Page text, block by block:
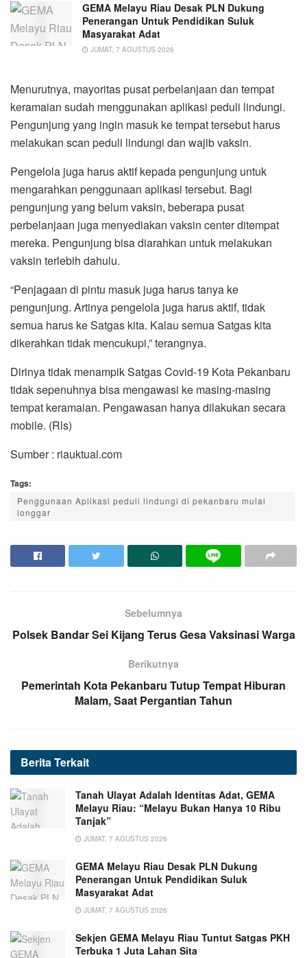
GEMA Melayu Riau Desak PLN Dukung
Penerangan Untuk Pendidikan Suluk
Masyarakat Adat
JUMAT, 7 AGUSTUS 2026
Menurutnya, mayoritas pusat perbelanjaan dan tempat
keramaian sudah menggunakan aplikasi peduli lindungi.
Pengunjung yang ingin masuk ke tempat tersebut harus
melakukan scan peduli lindungi dan wajib vaksin.
Pengelola juga harus aktif kepada pengunjung untuk
mengarahkan penggunaan aplikasi tersebut. Bagi
pengunjung yang belum vaksin, beberapa pusat
perbelanjaan juga menyediakan vaksin center ditempat
mereka. Pengunjung bisa diarahkan untuk melakukan
vaksin terlebih dahulu.
“Penjagaan di pintu masuk juga harus tanya ke
pengunjung. Artinya pengelola juga harus aktif, tidak
semua harus ke Satgas kita. Kalau semua Satgas kita
dikerahkan tidak mencukupi,” terangnya.
Dirinya tidak menampik Satgas Covid-19 Kota Pekanbaru
tidak sepenuhnya bisa mengawasi ke masing-masing
tempat keramaian. Pengawasan hanya dilakukan secara
mobile. (Rls)
Sumber : riauktual.com
Tags:
Penggunaan Aplikasi peduli lindungi di pekanbaru mulai
longgar
Sebelumnya
Polsek Bandar Sei Kijang Terus Gesa Vaksinasi Warga
Berikutnya
Pemerintah Kota Pekanbaru Tutup Tempat Hiburan
Malam, Saat Pergantian Tahun
BeritaTerkait
Tanah Ulayat Adalah Identitas Adat, GEMA
Melayu Riau: “Melayu Bukan Hanya 10 Ribu
Tanjak”
JUMAT, 7 AGUSTUS 2026
GEMA Melayu Riau Desak PLN Dukung
Penerangan Untuk Pendidikan Suluk
Masyarakat Adat
JUMAT, 7 AGUSTUS 2026
Sekjen GEMA Melayu Riau Tuntut Satgas PKH
Terbuka 1 Juta Lahan Sita